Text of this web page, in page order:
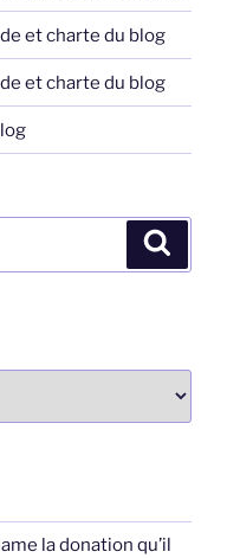
et charte du blog
et charte du blog
la donation qu’il